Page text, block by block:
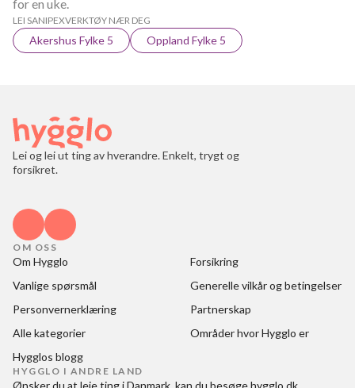
for en uke.
LEI SANIPEXVERKTØY NÆR DEG
Akershus Fylke 5 Oppland Fylke 5
Lei og lei ut ting av hverandre. Enkelt, trygt og
forsikret.
OM OSS
Om Hygglo
Forsikring
Vanlige spørsmål
Generelle vilkår og betingelser
Personvernerklæring
Partnerskap
Alle kategorier
Områder hvor Hygglo er
Hygglos blogg
HYGGLO I ANDRE LAND
Ønsker du at leje ting i Danmark , kan du besøgehygglo.dk